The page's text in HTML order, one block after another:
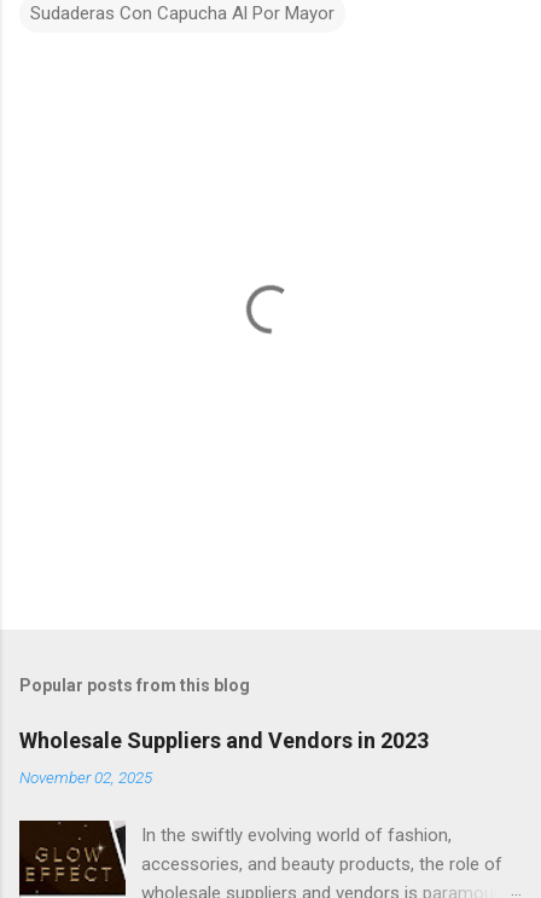
Sudaderas Con Capucha Al Por Mayor
Popular posts from this blog
Wholesale Suppliers and Vendors in 2023
November 02, 2025
In the swiftly evolving world of fashion,
accessories, and beauty products, the role of
wholesale suppliers and vendors is paramount